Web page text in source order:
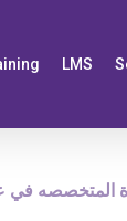
LMS
المتخصصه في